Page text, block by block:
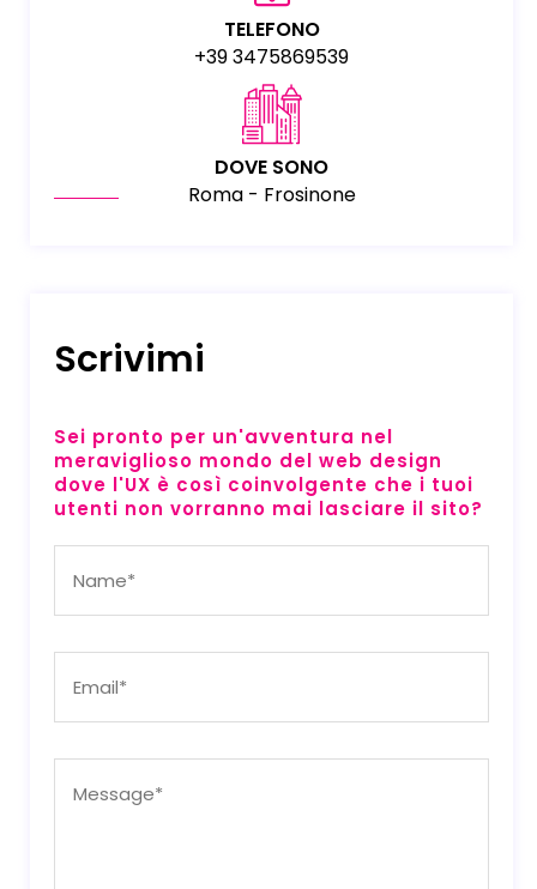
TELEFONO
+39 3475869539
DOVE SONO
Roma - Frosinone
Scrivimi
Sei pronto per un'avventura nel
meraviglioso mondo del web design
dove l'UX è così coinvolgente che i tuoi
utenti non vorranno mai lasciare il sito?